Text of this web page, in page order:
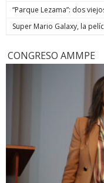
“Parque Lezama”: dos
Super Mario Galaxy, la
CONGRESO AMMPE